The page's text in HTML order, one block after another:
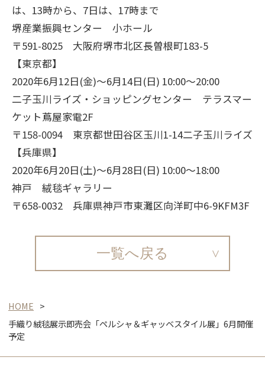
は、13時から、7日は、17時まで
堺産業振興センター 小ホール
〒591-8025 大阪府堺市北区長曽根町183-5
【東京都】
2020年6月12日(金)～6月14日(日) 10:00～20:00
二子玉川ライズ・ショッピングセンター テラスマー
ケット蔦屋家電2F
〒158-0094 東京都世田谷区玉川1-14二子玉川ライズ
【兵庫県】
2020年6月20日(土)～6月28日(日) 10:00～18:00
神戸 絨毯ギャラリー
〒658-0032 兵庫県神戸市東灘区向洋町中6-9KFM3F
一覧へ戻る
HOME
手織り絨毯展示即売会「ペルシャ＆ギャッベスタイル展」6月開催
予定